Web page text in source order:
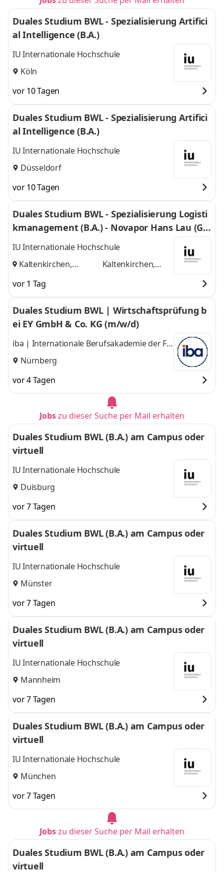
Duales Studium BWL - Spezialisierung Artifici
al Intelligence (B.A.)
IU Internationale Hochschule
Köln
vor 10 Tagen
Duales Studium BWL - Spezialisierung Artifici
al Intelligence (B.A.)
IU Internationale Hochschule
Düsseldorf
vor 10 Tagen
Duales Studium BWL - Spezialisierung Logisti
kmanagement (B.A.) - Novapor Hans Lau (G
mbH & Co) KG
IU Internationale Hochschule
Kaltenkirchen,
Kaltenkirchen,
vor 1 Tag
Duales Studium BWL | Wirtschaftsprüfung b
ei EY GmbH & Co. KG (m/w/d)
iba | Internationale Berufsakademie der F +
U Unternehmensgruppe gGmbH
Nürnberg
vor 4 Tagen
Jobszu dieser Suche per Mail erhalten
Duales Studium BWL (B.A.) am Campus oder
virtuell
IU Internationale Hochschule
Duisburg
vor 7 Tagen
Duales Studium BWL (B.A.) am Campus oder
virtuell
IU Internationale Hochschule
Münster
vor 7 Tagen
Duales Studium BWL (B.A.) am Campus oder
virtuell
IU Internationale Hochschule
Mannheim
vor 7 Tagen
Duales Studium BWL (B.A.) am Campus oder
virtuell
IU Internationale Hochschule
München
vor 7 Tagen
Jobszu dieser Suche per Mail erhalten
Duales Studium BWL (B.A.) am Campus oder
virtuell